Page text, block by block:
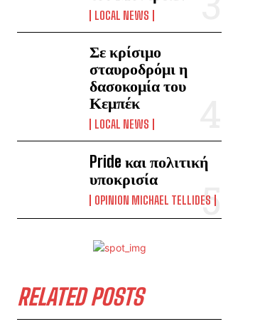
LOCAL NEWS
Σε κρίσιμο
σταυροδρόμι η
δασοκομία του
Κεμπέκ
LOCAL NEWS
Pride και πολιτική
υποκρισία
OPINION MICHAEL TELLIDES
RELATED POSTS